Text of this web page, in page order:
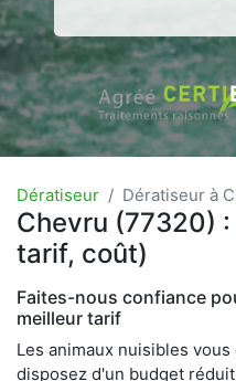
Dératiseur Dératiseur à
Chevru (77320)
tarif, coût)
Faites-nous confiance
meilleur tarif
Les animaux nuisibles
disposez d'un budget